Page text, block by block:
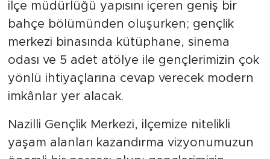
ilçe müdürlüğü yapısını içeren geniş bir
bahçe bölümünden oluşurken; gençlik
merkezi binasında kütüphane, sinema
odası ve 5 adet atölye ile gençlerimizin çok
yönlü ihtiyaçlarına cevap verecek modern
imkânlar yer alacak.
Nazilli Gençlik Merkezi, ilçemize nitelikli
yaşam alanları kazandırma vizyonumuzun